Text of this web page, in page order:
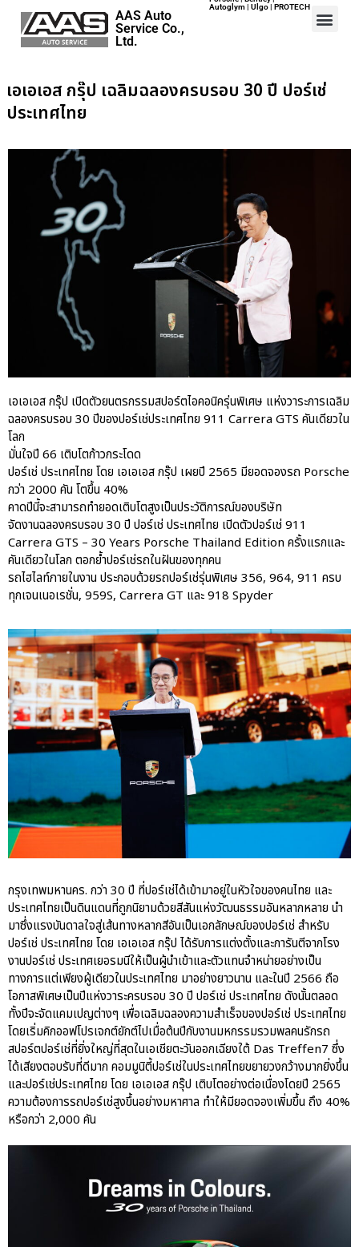
Home
Contact
About Us
ปอร์เช่ เอเอเอสฯ พลิกแนวคิด
After Sale สู่ Porsche Ownership
แคมเปญ Cayenne Service Clinic
ระดับซิกเนเจอร์ในยนตรกรรม
EV รุ่นแรก พร้อมเปิดตัวกันยายน
ปอร์เช่ เอเอเอสฯ ยกประสบการณ์
Porsche สู่ Central Northville ใน
เสนอพิเศษ Mid-Year 2026
เบนท์ลีย์ แบงค็อก ส่งมอบองค์
ความรู้การขับขี่รถยนต์เบนท์ลีย์
Extraordinary Chauffeur
Training 2026
Porsche Centre Pattanakarn
เชื่อมโยง Porsche Community
ผ่าน The Big Screen Speed: AAS
Motorsport Live Experience
aas
AAS Corp
Bentley
career
news
Porsche
QR
Uncategorized
AAS Auto
Service Co.,
Ltd.
Autoglym | Ulgo | PROTECH
เอเอเอส กรุ๊ป เฉลิมฉลองครบรอบ 30 ปี ปอร์เช่
ประเทศไทย
เอเอเอส กรุ๊ป เปิดตัวยนตรกรรมสปอร์ตไอคอนิครุ่นพิเศษ แห่งวาระการเฉลิม
ฉลองครบรอบ 30 ปีของปอร์เช่ประเทศไทย 911 Carrera GTS คันเดียวใน
โลก
มั่นใจปี 66 เติบโตก้าวกระโดด
ปอร์เช่ ประเทศไทย โดย เอเอเอส กรุ๊ป เผยปี 2565 มียอดจองรถ Porsche
กว่า 2000 คัน โตขึ้น 40%
คาดปีนี้จะสามารถทำยอดเติบโตสูงเป็นประวัติการณ์ของบริษัท
จัดงานฉลองครบรอบ 30 ปี ปอร์เช่ ประเทศไทย เปิดตัวปอร์เช่ 911
Carrera GTS – 30 Years Porsche Thailand Edition ครั้งแรกและ
คันเดียวในโลก ตอกย้ำปอร์เช่รถในฝันของทุกคน
รถไฮไลท์ภายในงาน ประกอบด้วยรถปอร์เช่รุ่นพิเศษ 356, 964, 911 ครบ
ทุกเจนเนอเรชั่น, 959S, Carrera GT และ 918 Spyder
กรุงเทพมหานคร. กว่า 30 ปี ที่ปอร์เช่ได้เข้ามาอยู่ในหัวใจของคนไทย และ
ประเทศไทยเป็นดินแดนที่ถูกนิยามด้วยสีสันแห่งวัฒนธรรมอันหลากหลาย นำ
มาซึ่งแรงบันดาลใจสู่เส้นทางหลากสีอันเป็นเอกลักษณ์ของปอร์เช่ สำหรับ
ปอร์เช่ ประเทศไทย โดย เอเอเอส กรุ๊ป ได้รับการแต่งตั้งและการันตีจากโรง
งานปอร์เช่ ประเทศเยอรมนีให้เป็นผู้นำเข้าและตัวแทนจำหน่ายอย่างเป็น
ทางการแต่เพียงผู้เดียวในประเทศไทย มาอย่างยาวนาน และในปี 2566 ถือ
โอกาสพิเศษเป็นปีแห่งวาระครบรอบ 30 ปี ปอร์เช่ ประเทศไทย ดังนั้นตลอด
ทั้งปีจะจัดแคมเปญต่างๆ เพื่อเฉลิมฉลองความสำเร็จของปอร์เช่ ประเทศไทย
โดยเริ่มคิกออฟโปรเจกต์ยักต์ไปเมื่อต้นปีกับงานมหกรรมรวมพลคนรักรถ
สปอร์ตปอร์เช่ที่ยิ่งใหญ่ที่สุดในเอเชียตะวันออกเฉียงใต้ Das Treffen7 ซึ่ง
ได้เสียงตอบรับที่ดีมาก คอมมูนิตี้ปอร์เช่ในประเทศไทยขยายวงกว้างมากยิ่งขึ้น
และปอร์เช่ประเทศไทย โดย เอเอเอส กรุ๊ป เติบโตอย่างต่อเนื่องโดยปี 2565
ความต้องการรถปอร์เช่สูงขึ้นอย่างมหาศาล ทำให้มียอดจองเพิ่มขึ้น ถึง 40%
หรือกว่า 2,000 คัน